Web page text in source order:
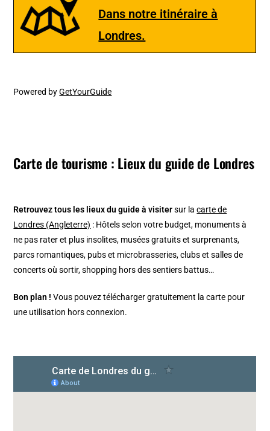
Dans notre itinéraire à
Londres.
Powered byGetYourGuide
Carte de tourisme : Lieux du guide de Londres
Retrouvez tous les lieux du guide à visitersur lacarte de
Londres (Angleterre) : Hôtels selon votre budget, monuments à
ne pas rater et plus insolites, musées gratuits et surprenants,
parcs romantiques, pubs et microbrasseries, clubs et salles de
concerts où sortir, shopping hors des sentiers battus…
Bon plan !Vous pouvez télécharger gratuitement la carte pour
une utilisation hors connexion.